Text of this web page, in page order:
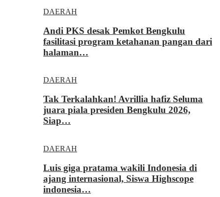
DAERAH
Andi PKS desak Pemkot Bengkulu
fasilitasi program ketahanan pangan dari
halaman…
DAERAH
Tak Terkalahkan! Avrillia hafiz Seluma
juara piala presiden Bengkulu 2026,
Siap…
DAERAH
Luis giga pratama wakili Indonesia di
ajang internasional, Siswa Highscope
indonesia…